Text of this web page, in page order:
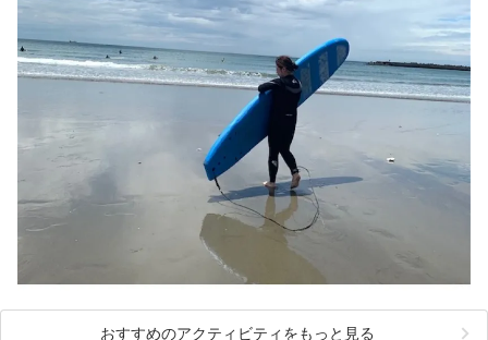
おすすめのアクティビティをもっと見る